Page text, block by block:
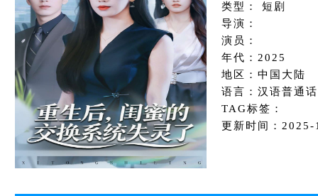
类型： 短剧
导演：
演员：
年代：2025
地区：中国大陆
语言：汉语普通话
TAG标签：
更新时间：